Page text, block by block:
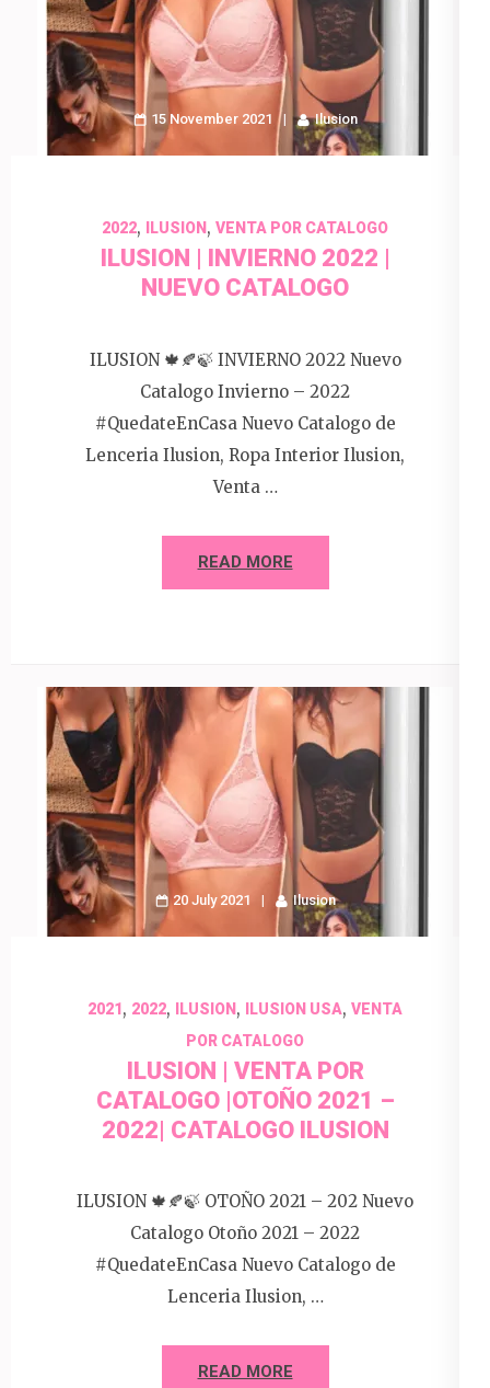
15 November 2021 Ilusion
2022, ILUSION , VENTA POR CATALOGO
ILUSION | INVIERNO 2022 |
NUEVO CATALOGO
ILUSION 🍁🍂🍃 INVIERNO 2022 Nuevo
Catalogo Invierno – 2022
#QuedateEnCasa Nuevo Catalogo de
Lenceria Ilusion, Ropa Interior Ilusion,
Venta …
READ MORE
20 July 2021 Ilusion
2021, 2022, ILUSION, ILUSION USA, VENTA
POR CATALOGO
ILUSION | VENTA POR
CATALOGO |OTOÑO 2021 –
2022| CATALOGO ILUSION
ILUSION 🍁🍂🍃 OTOÑO 2021 – 202 Nuevo
Catalogo Otoño 2021 – 2022
#QuedateEnCasa Nuevo Catalogo de
Lenceria Ilusion, …
READ MORE